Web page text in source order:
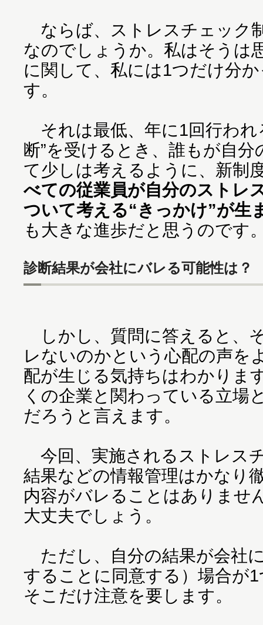
ならば、ストレスチェック
なのでしょうか。私はそうは
に関して、私には1つだけ分
す。
それは最低、年に1回行われ
断”を受けるとき、誰もが自
て少しは考えるように、新制
べての従業員が自分のストレ
ついて考える“きっかけ”が生
も大きな進歩だと思うのです
診断結果が会社にバレる可能性は？
しかし、質問に答えると、
レないのかという心配の声を
配が生じる気持ちはわかりま
くの企業と関わっている立場
だろうと言えます。
今回、実施されるストレス
結果などの情報管理はかなり
内容がバレることはありませ
大丈夫でしょう。
ただし、自分の結果が会社
することに同意する）場合が
そこだけ注意を要します。